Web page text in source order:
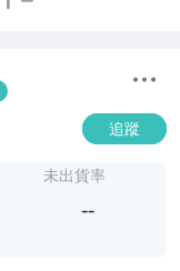
追蹤
未出貨率
--